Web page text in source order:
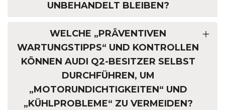
UNBEHANDELT BLEIBEN?
WELCHE „PRÄVENTIVEN
WARTUNGSTIPPS“ UND KONTROLLEN
KÖNNEN AUDI Q2-BESITZER SELBST
DURCHFÜHREN, UM
„MOTORUNDICHTIGKEITEN“ UND
„KÜHLPROBLEME“ ZU VERMEIDEN?